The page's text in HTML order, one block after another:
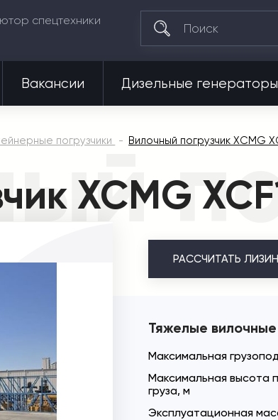
спецтехники
Вакансии Дизельные генераторы
погрузчики Вилочный погрузчик XCMG
XCMG
РАССЧИТАТЬ
Тяжелые вилочные
Максимальная
Максимальная высота
груза, м
Эксплуатационная